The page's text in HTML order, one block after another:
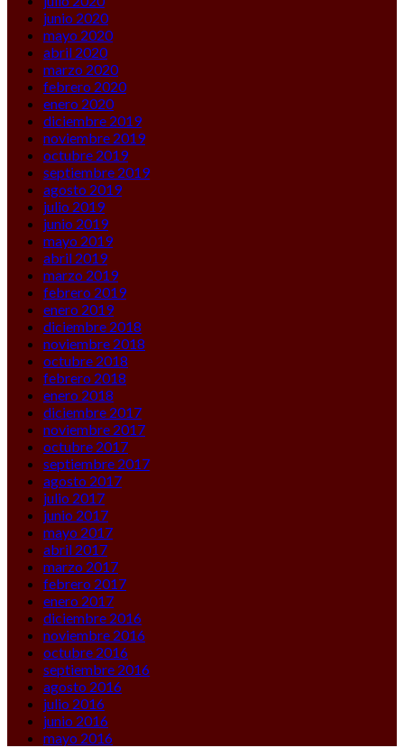
junio 2020
mayo 2020
abril 2020
marzo 2020
febrero 2020
enero 2020
diciembre 2019
noviembre 2019
octubre 2019
septiembre 2019
agosto 2019
julio 2019
junio 2019
mayo 2019
abril 2019
marzo 2019
febrero 2019
enero 2019
diciembre 2018
noviembre 2018
octubre 2018
febrero 2018
enero 2018
diciembre 2017
noviembre 2017
octubre 2017
septiembre 2017
agosto 2017
julio 2017
junio 2017
mayo 2017
abril 2017
marzo 2017
febrero 2017
enero 2017
diciembre 2016
noviembre 2016
octubre 2016
septiembre 2016
agosto 2016
julio 2016
junio 2016
mayo 2016